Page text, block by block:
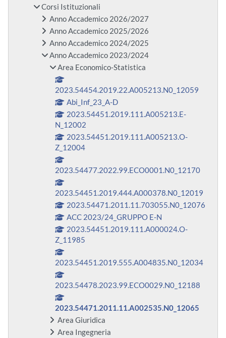
Corsi Istituzionali
Anno Accademico 2026/2027
Anno Accademico 2025/2026
Anno Accademico 2024/2025
Anno Accademico 2023/2024
Area Economico-Statistica
2023.54454.2019.22.A005213.N0_12059
Abi_Inf_23_A-D
2023.54451.2019.111.A005213.E-
N_12002
2023.54451.2019.111.A005213.O-
Z_12004
2023.54477.2022.99.ECO0001.N0_12170
2023.54451.2019.444.A000378.N0_12019
2023.54471.2011.11.703055.N0_12076
ACC 2023/24_GRUPPO E-N
2023.54451.2019.111.A000024.O-
Z_11985
2023.54451.2019.555.A004835.N0_12034
2023.54478.2023.99.ECO0029.N0_12188
2023.54471.2011.11.A002535.N0_12065
Area Giuridica
Area Ingegneria